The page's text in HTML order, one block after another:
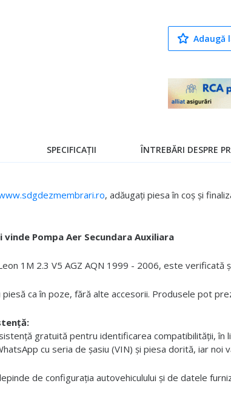
Adaugă
, adăugați piesa în coș și
vinde Pompa Aer Secundara Auxiliara
1M 2.3 V5 AGZ AQN 1999 - 2006, este verificată
ca în poze, fără alte accesorii. Produsele pot
gratuită pentru identificarea compatibilității, în
cu seria de șasiu (VIN) și piesa dorită, iar noi
de configurația autovehiculului și de datele
SPECIFICAȚII ÎNTREBĂRI DESPRE